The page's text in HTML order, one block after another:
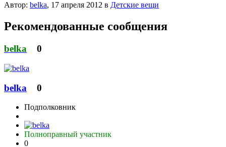
Автор: belka, 17 апреля 2012 в Детские вещи
Рекомендованные сообщения
belka 0
belka 0
Подполковник
Полноправный участник
0